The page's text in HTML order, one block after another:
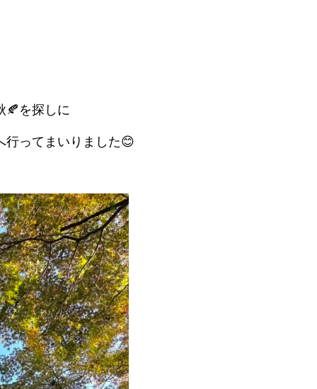
🍂を探しに
行ってまいりました😊